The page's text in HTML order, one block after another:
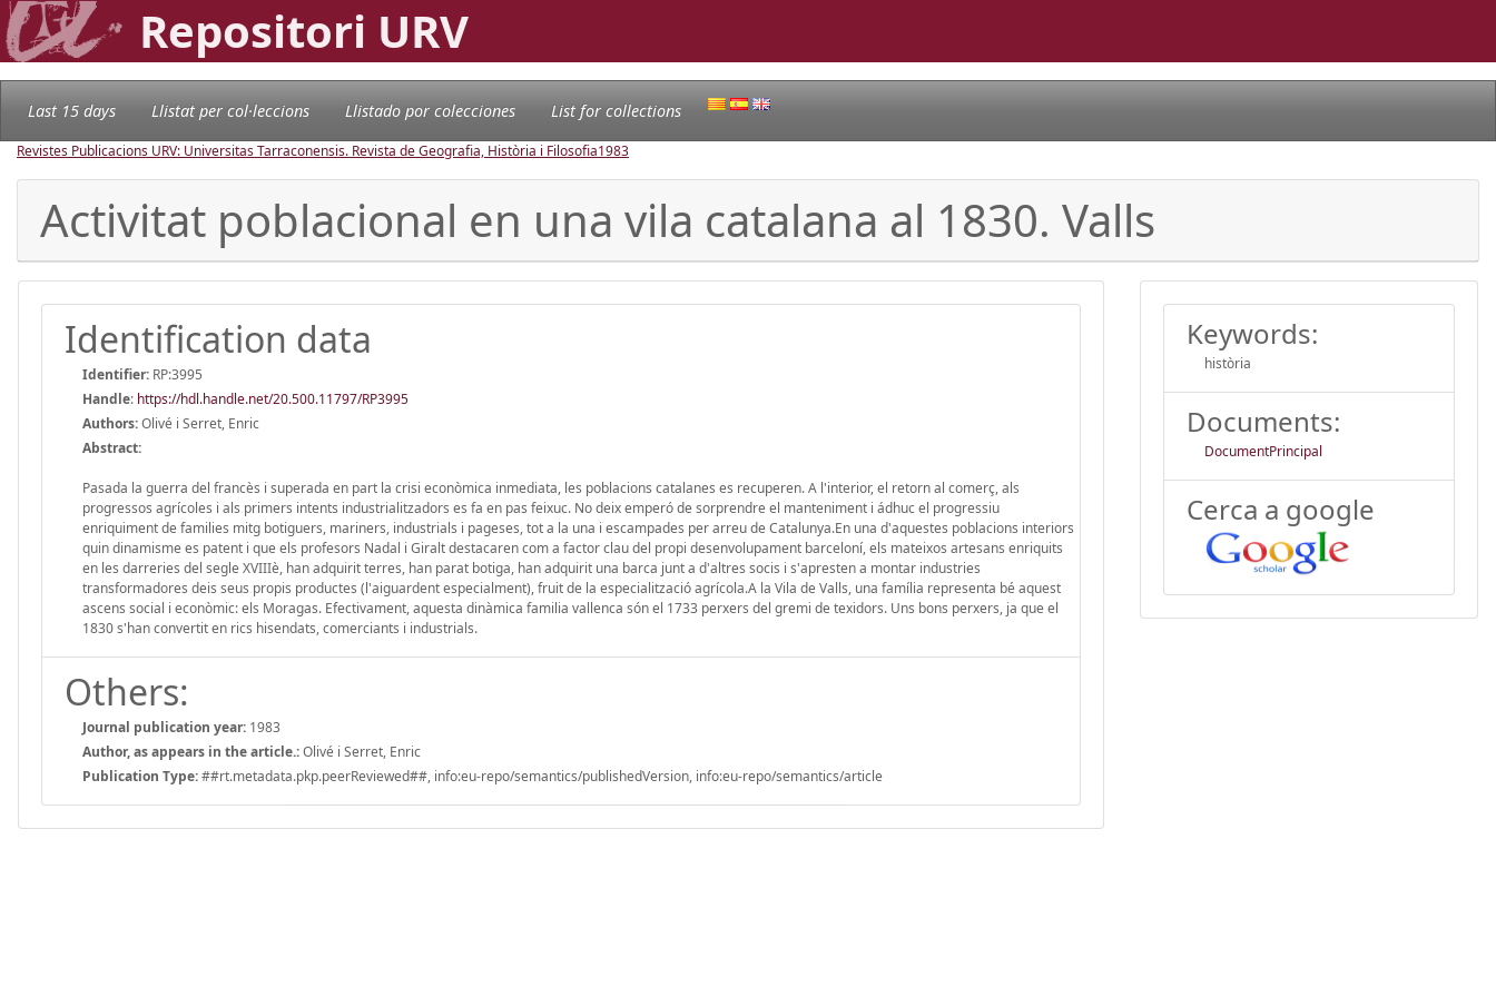
Repositori URV
Last 15 days Llistat per col·leccions Llistado por colecciones List for collections
Revistes Publicacions URV: Universitas Tarraconensis. Revista de Geografia, Història i Filosofia1983
Activitat poblacional en una vila catalana al 1830. Valls
Identification data
Identifier: RP:3995
Handle: https://hdl.handle.net/20.500.11797/RP3995
Authors:Olivé i Serret, Enric
Abstract:
Pasada la guerra del francès i superada en part la crisi econòmica inmediata, les poblacions catalanes es recuperen. A l'interior, el retorn al comerç, als
progressos agrícoles i als primers intents industrialitzadors es fa en pas feixuc. No deix emperó de sorprendre el manteniment i ádhuc el progressiu
enriquiment de families mitg botiguers, mariners, industrials i pageses, tot a la una i escampades per arreu de Catalunya.En una d'aquestes poblacions interiors
quin dinamisme es patent i que els profesors Nadal i Giralt destacaren com a factor clau del propi desenvolupament barceloní, els mateixos artesans enriquits
en les darreries del segle XVIIIè, han adquirit terres, han parat botiga, han adquirit una barca junt a d'altres socis i s'apresten a montar industries
transformadores deis seus propis productes (l'aiguardent especialment), fruit de la especialització agrícola.A la Vila de Valls, una família representa bé aquest
ascens social i econòmic: els Moragas. Efectivament, aquesta dinàmica familia vallenca són el 1733 perxers del gremi de texidors. Uns bons perxers, ja que el
1830 s'han convertit en rics hisendats, comerciants i industrials.
Others:
Journal publication year: 1983
Author, as appears in the article.:Olivé i Serret, Enric
Publication Type:##rt.metadata.pkp.peerReviewed##, info:eu-repo/semantics/publishedVersion, info:eu-repo/semantics/article
Keywords:
història
Documents:
DocumentPrincipal
Cerca a google